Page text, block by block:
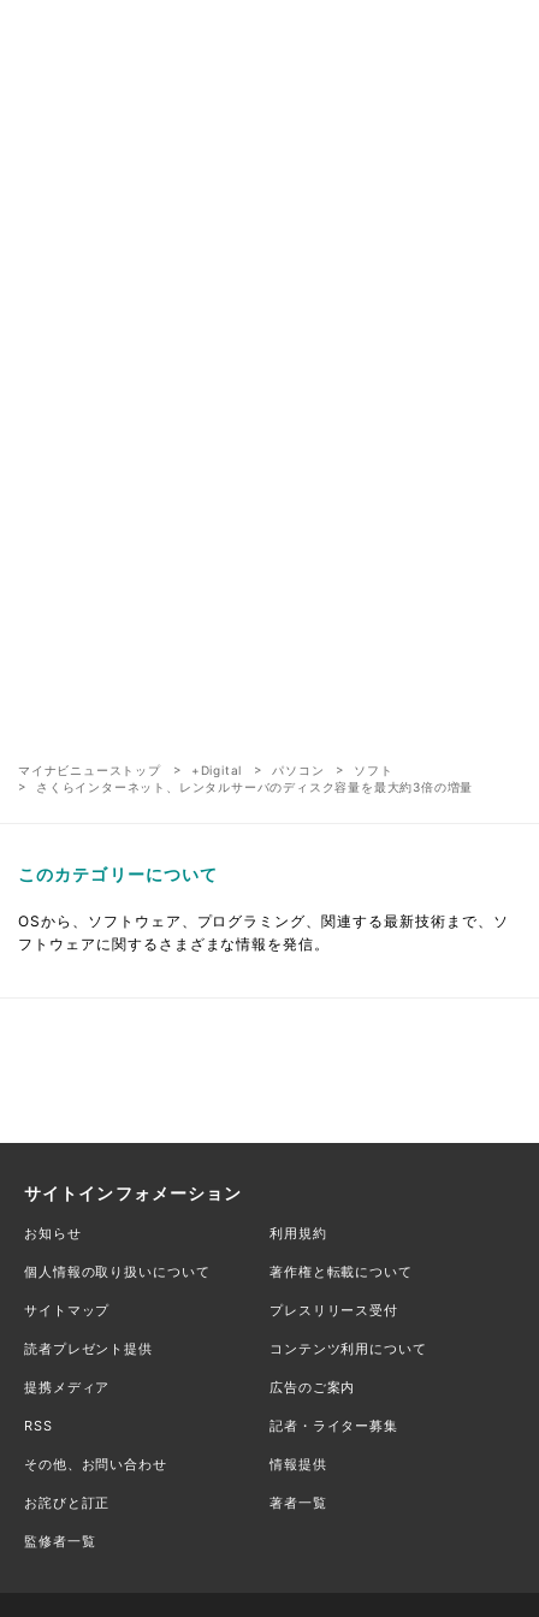
マイナビニューストップ +Digital パソコン
ソフト
さくらインターネット、レンタルサーバのディスク容量を最大約3倍の増量
このカテゴリーについて
OSから、ソフトウェア、プログラミング、関連する最新技術まで、ソ
フトウェアに関するさまざまな情報を発信。
サイトインフォメーション
お知らせ 利用規約
個人情報の取り扱いについて 著作権と転載について
サイトマップ プレスリリース受付
読者プレゼント提供 コンテンツ利用について
提携メディア 広告のご案内
RSS 記者・ライター募集
その他、お問い合わせ 情報提供
お詫びと訂正 著者一覧
監修者一覧